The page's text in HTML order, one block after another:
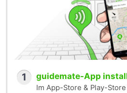
1 guidemate-App
Im App-Store & Play-